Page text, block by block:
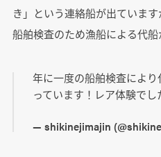
き」という連絡船が出ていま
船舶検査のため漁船による代船
年に一度の船舶検査によ
っています！レア体験でし
— shikinejimajin